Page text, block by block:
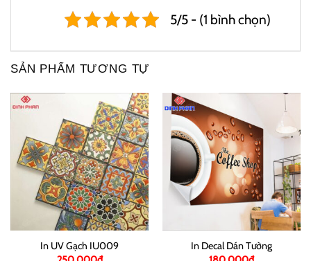
5/5 - (1 bình chọn)
SẢN PHẨM TƯƠNG TỰ
In UV Gạch IU009
In Decal Dán Tường